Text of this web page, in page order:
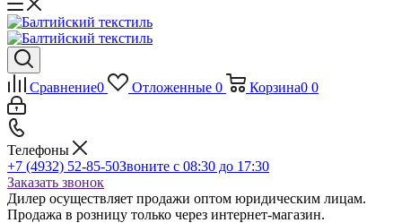
Сравнение0 Отложенные 0 Корзина0 0
Телефоны
+7 (4932) 52-85-50Звоните с 08:30 до 17:30
Заказать звонок
Дилер осуществляет продажи оптом юридическим лицам.
Продажа в розницу только через интернет-магазин.